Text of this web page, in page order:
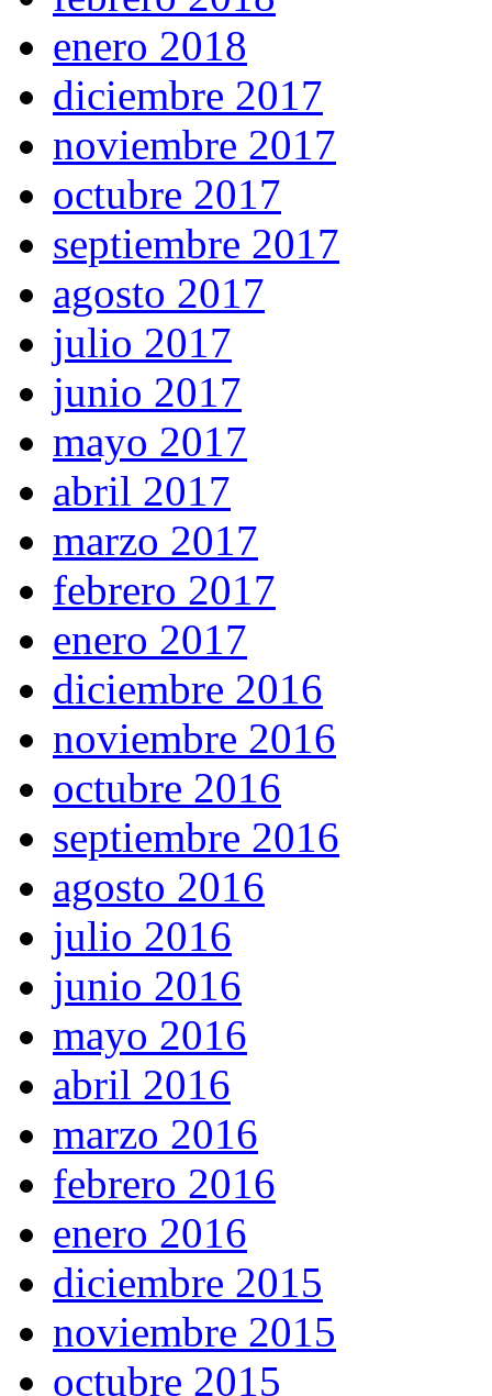
enero 2018
diciembre 2017
noviembre 2017
octubre 2017
septiembre 2017
agosto 2017
julio 2017
junio 2017
mayo 2017
abril 2017
marzo 2017
febrero 2017
enero 2017
diciembre 2016
noviembre 2016
octubre 2016
septiembre 2016
agosto 2016
julio 2016
junio 2016
mayo 2016
abril 2016
marzo 2016
febrero 2016
enero 2016
diciembre 2015
noviembre 2015
octubre 2015